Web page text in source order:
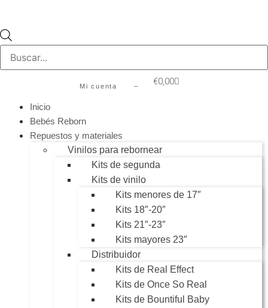
Mi cuenta – €0,00
Inicio
Bebés Reborn
Repuestos y materiales
Vinilos para rebornear
Kits de segunda
Kits de vinilo
Kits menores de 17″
Kits 18″-20″
Kits 21″-23″
Kits mayores 23″
Distribuidor
Kits de Real Effect
Kits de Once So Real
Kits de Bountiful Baby